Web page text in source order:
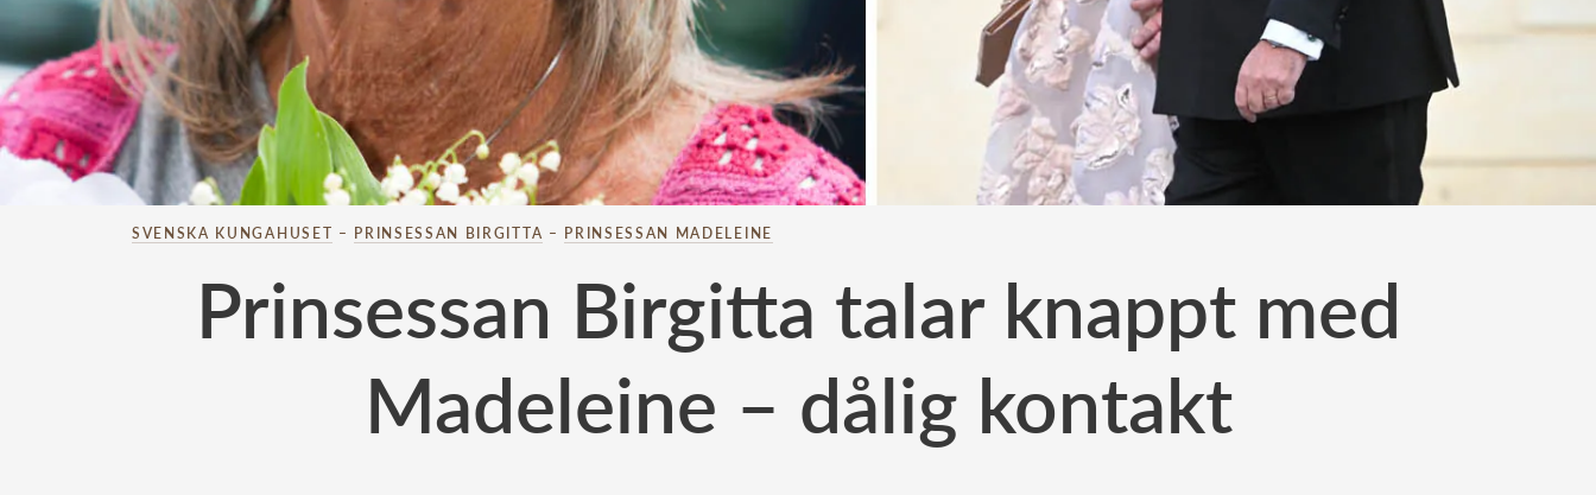
SVENSKA KUNGAHUSET – PRINSESSAN BIRGITTA – PRINSESSAN MADELEINE
Prinsessan Birgitta talar knappt med
Madeleine – dålig kontakt